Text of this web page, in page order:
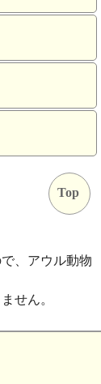
Top
、アウル動物
せん。